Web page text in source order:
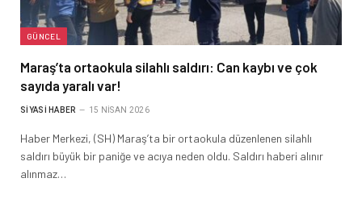
GÜNCEL
Maraş’ta ortaokula silahlı saldırı: Can kaybı ve çok
sayıda yaralı var!
SIYASI HABER 15 NISAN 2026
Haber Merkezi, (SH) Maraş’ta bir ortaokula düzenlenen silahlı
saldırı büyük bir paniğe ve acıya neden oldu. Saldırı haberi alınır
alınmaz…